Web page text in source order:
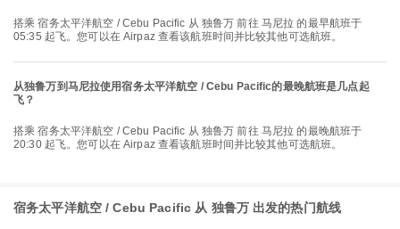
搭乘 宿务太平洋航空 / Cebu Pacific 从 独鲁万 前往 马尼拉 的最早航班于
05:35 起飞。您可以在 Airpaz 查看该航班时间并比较其他可选航班。
从独鲁万到马尼拉使用宿务太平洋航空 / Cebu Pacific的最晚航班是几点起
飞？
搭乘 宿务太平洋航空 / Cebu Pacific 从 独鲁万 前往 马尼拉 的最晚航班于
20:30 起飞。您可以在 Airpaz 查看该航班时间并比较其他可选航班。
宿务太平洋航空 / Cebu Pacific 从 独鲁万 出发的热门航线